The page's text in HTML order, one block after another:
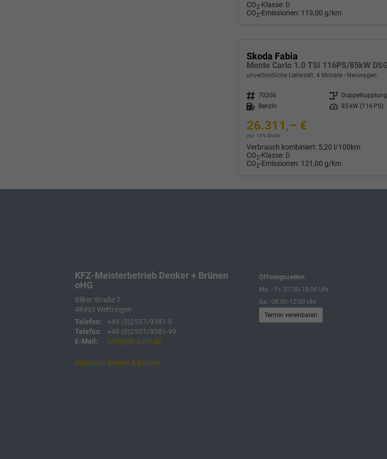
CO2-Klasse: D
CO2-Emissionen: 119,00 g/km
Skoda Fabia
unverbindliche Lieferzeit: 4 Monate Neuwagen
Fahrzeugnr. 70206 Getriebe
Kraftstoff
Benzin Leistung 85 kW (116 PS)
26.311,– €
incl. 19% MwSt.
Verbrauch kombiniert: 5,20 l/100km
CO2-Klasse: D
CO2-Emissionen: 121,00 g/km
KFZ-Meisterbetrieb Denker + Brünen
oHG
Bilker Straße 7
48493 Wettringen
Telefon:
+49 (0)2557/9381-0
Telefax:
+49 (0)2557/9381-99
E-Mail:
info@db-auto.de
Öffnungszeiten
Mo. - Fr: 07:30-18:00 Uhr
Sa.: 08:00-12:00 Uhr
Termin vereinbaren
Autohaus Denker & Brünen